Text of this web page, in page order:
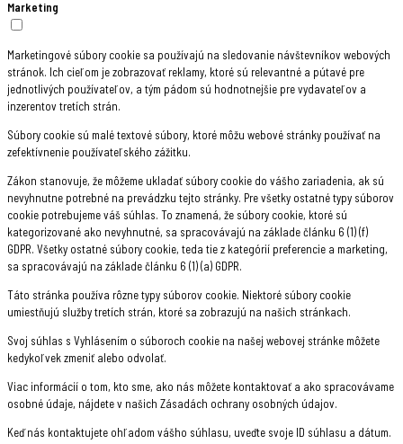
Marketing
Marketingové súbory cookie sa používajú na sledovanie návštevníkov webových
stránok. Ich cieľom je zobrazovať reklamy, ktoré sú relevantné a pútavé pre
jednotlivých používateľov, a tým pádom sú hodnotnejšie pre vydavateľov a
inzerentov tretích strán.
Súbory cookie sú malé textové súbory, ktoré môžu webové stránky používať na
zefektívnenie používateľského zážitku.
Zákon stanovuje, že môžeme ukladať súbory cookie do vášho zariadenia, ak sú
nevyhnutne potrebné na prevádzku tejto stránky. Pre všetky ostatné typy súborov
cookie potrebujeme váš súhlas. To znamená, že súbory cookie, ktoré sú
kategorizované ako nevyhnutné, sa spracovávajú na základe článku 6 (1) (f)
GDPR. Všetky ostatné súbory cookie, teda tie z kategórií preferencie a marketing,
sa spracovávajú na základe článku 6 (1) (a) GDPR.
Táto stránka používa rôzne typy súborov cookie. Niektoré súbory cookie
umiestňujú služby tretích strán, ktoré sa zobrazujú na našich stránkach.
Svoj súhlas s Vyhlásením o súboroch cookie na našej webovej stránke môžete
kedykoľvek zmeniť alebo odvolať.
Viac informácií o tom, kto sme, ako nás môžete kontaktovať a ako spracovávame
osobné údaje, nájdete v našich Zásadách ochrany osobných údajov.
Keď nás kontaktujete ohľadom vášho súhlasu, uveďte svoje ID súhlasu a dátum.